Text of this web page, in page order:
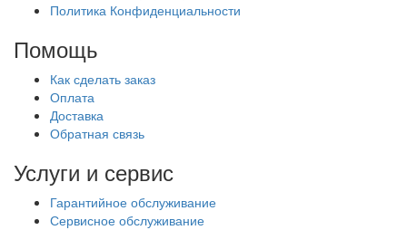
Политика Конфиденциальности
Помощь
Как сделать заказ
Оплата
Доставка
Обратная связь
Услуги и сервис
Гарантийное обслуживание
Сервисное обслуживание